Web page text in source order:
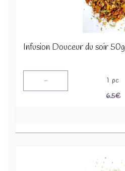
Infusion Douceur du soir 50g
- 1 pc
6.5€